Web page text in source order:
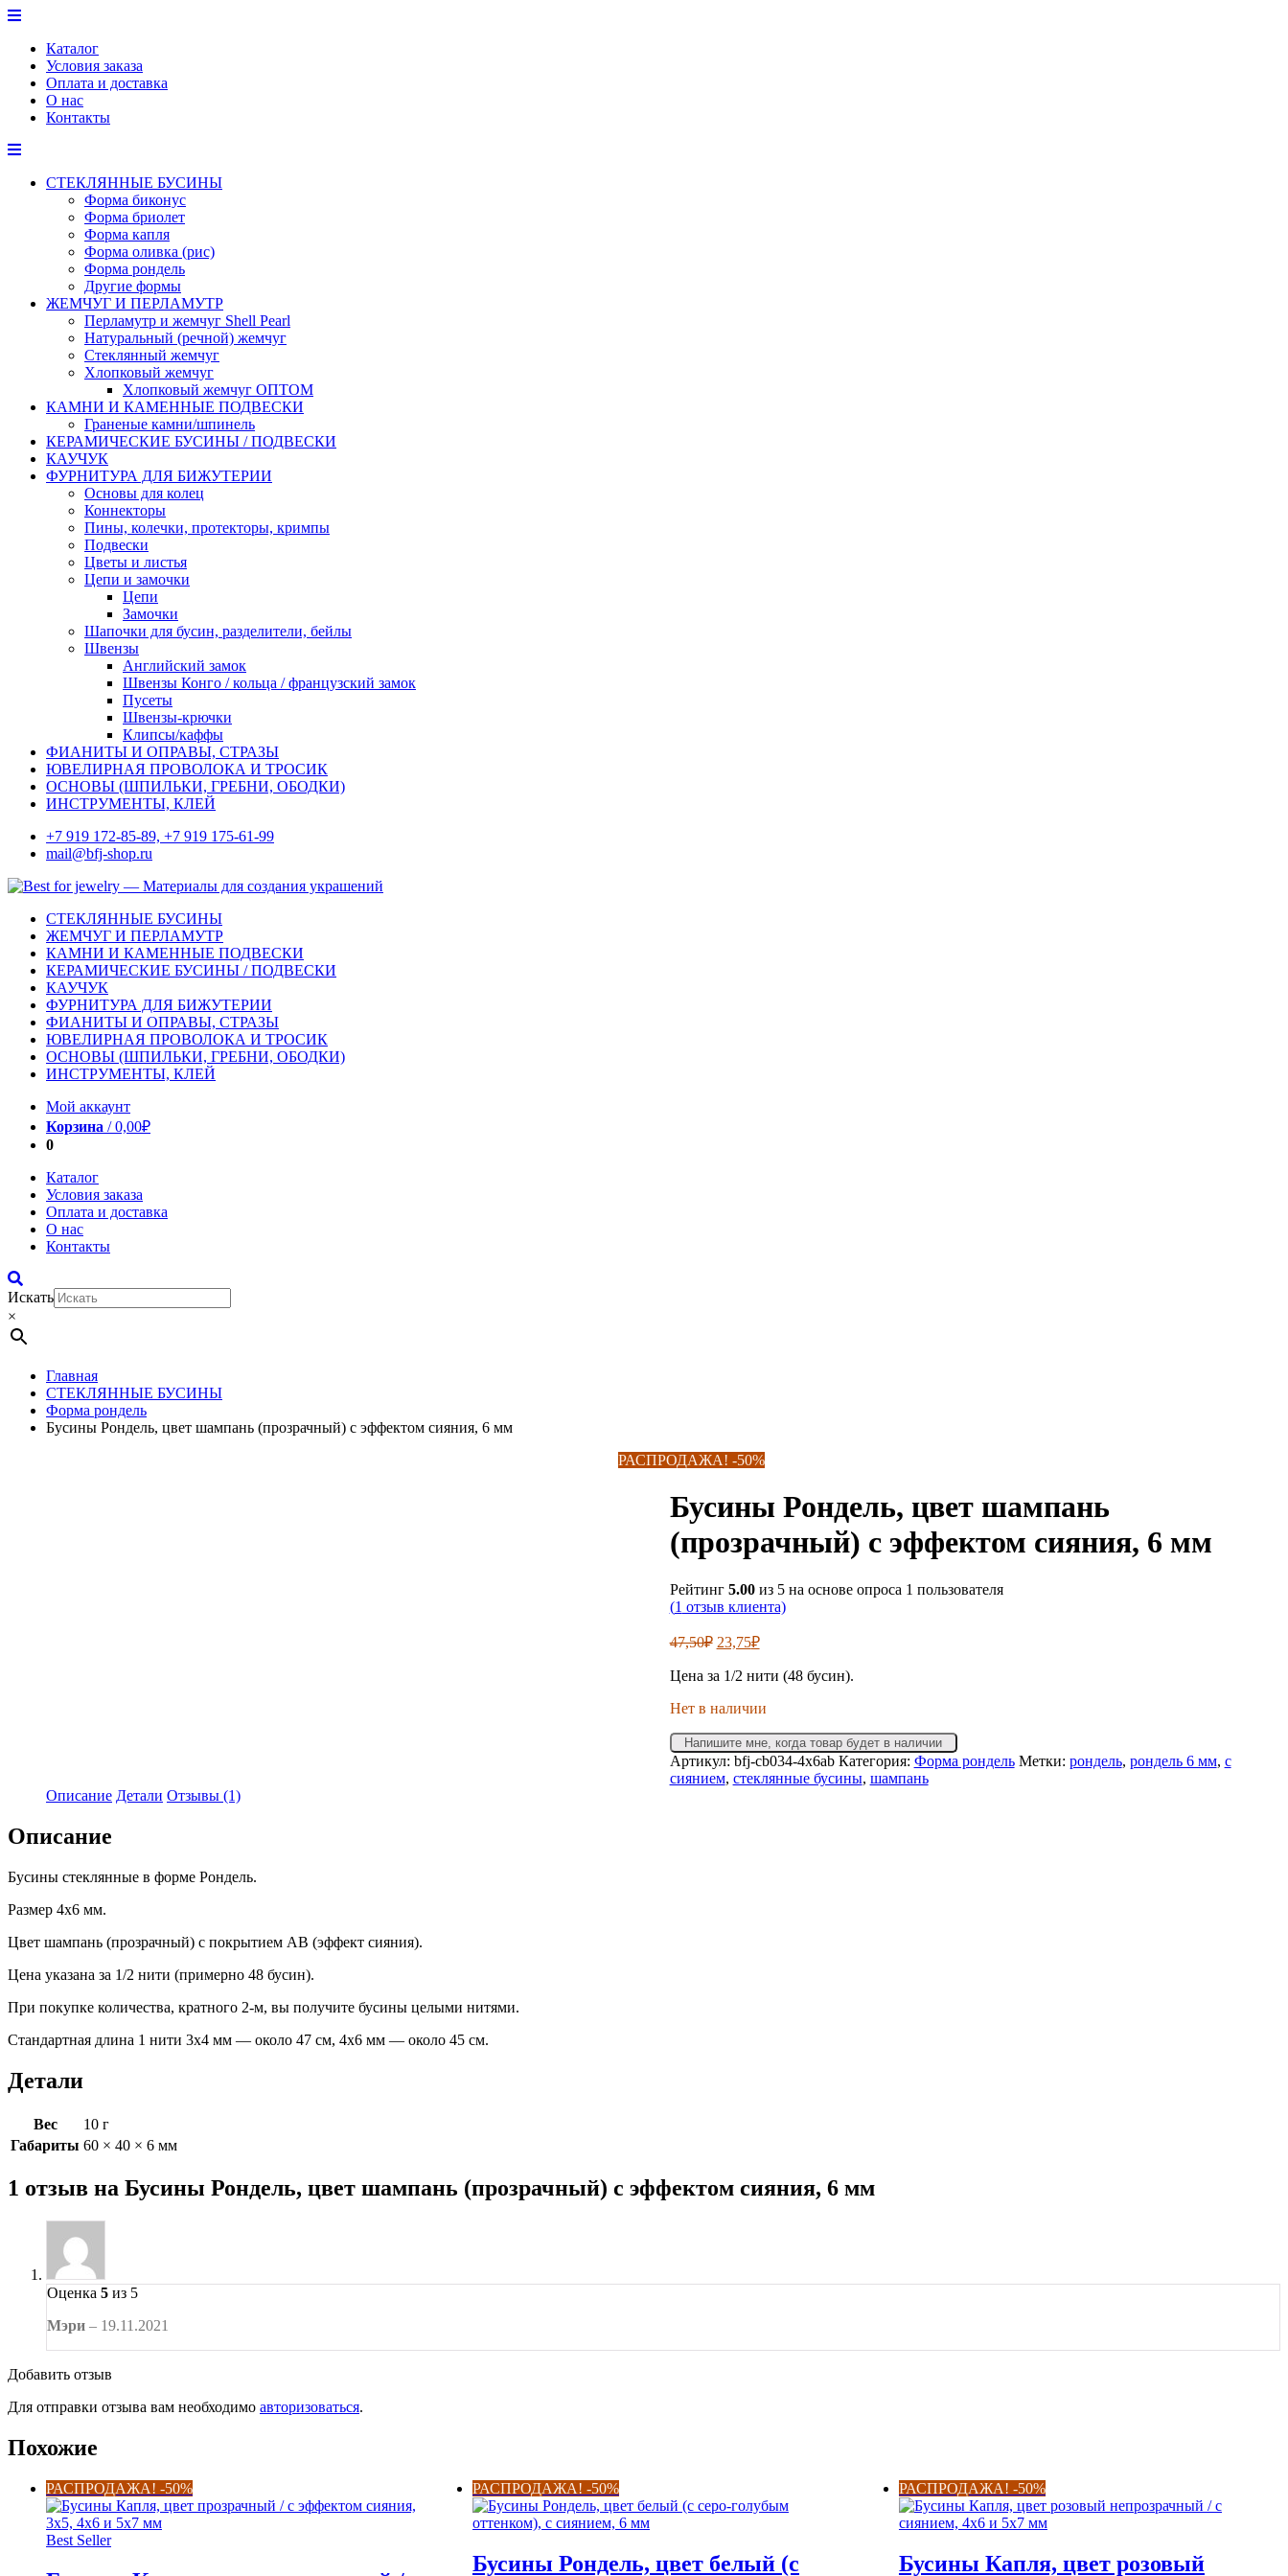
Перейти
содержимому
Каталог
Условия заказа
Оплата и доставка
О нас
Контакты
СТЕКЛЯННЫЕ БУСИНЫ
Форма биконус
Форма бриолет
Форма капля
Форма оливка (рис)
Форма рондель
Другие формы
ЖЕМЧУГ И ПЕРЛАМУТР
Перламутр и жемчуг Shell Pearl
Натуральный (речной) жемчуг
Стеклянный жемчуг
Хлопковый жемчуг
Хлопковый жемчуг ОПТОМ
КАМНИ И КАМЕННЫЕ ПОДВЕСКИ
Граненые камни/шпинель
КЕРАМИЧЕСКИЕ БУСИНЫ / ПОДВЕСКИ
КАУЧУК
ФУРНИТУРА ДЛЯ БИЖУТЕРИИ
Основы для колец
Коннекторы
Пины, колечки, протекторы, кримпы
Подвески
Цветы и листья
Цепи и замочки
Цепи
Замочки
Шапочки для бусин, разделители, бейлы
Швензы
Английский замок
Швензы Конго / кольца / французский замок
Пусеты
Швензы-крючки
Клипсы/каффы
ФИАНИТЫ И ОПРАВЫ, СТРАЗЫ
ЮВЕЛИРНАЯ ПРОВОЛОКА И ТРОСИК
ОСНОВЫ (ШПИЛЬКИ, ГРЕБНИ, ОБОДКИ)
ИНСТРУМЕНТЫ, КЛЕЙ
+7 919 172-85-89, +7 919 175-61-99
mail@bfj-shop.ru
СТЕКЛЯННЫЕ БУСИНЫ
ЖЕМЧУГ И ПЕРЛАМУТР
КАМНИ И КАМЕННЫЕ ПОДВЕСКИ
КЕРАМИЧЕСКИЕ БУСИНЫ / ПОДВЕСКИ
КАУЧУК
ФУРНИТУРА ДЛЯ БИЖУТЕРИИ
ФИАНИТЫ И ОПРАВЫ, СТРАЗЫ
ЮВЕЛИРНАЯ ПРОВОЛОКА И ТРОСИК
ОСНОВЫ (ШПИЛЬКИ, ГРЕБНИ, ОБОДКИ)
ИНСТРУМЕНТЫ, КЛЕЙ
Мой аккаунт
Корзина /0,00₽
0
Каталог
Условия заказа
Оплата и доставка
О нас
Контакты
Искать
×
Главная
СТЕКЛЯННЫЕ БУСИНЫ
Форма рондель
Бусины Рондель, цвет шампань (прозрачный) с эффектом сияния, 6 мм
РАСПРОДАЖА! -50%
Бусины Рондель, цвет шампань
(прозрачный) с эффектом сияния, 6 мм
Рейтинг 5.00из 5 на основе опроса 1 пользователя
(1 отзыв клиента)
47,50₽ Первоначальная
составляла
23,75₽Текущая
23,75₽.
Цена за 1/2 нити (48 бусин).
Нет в наличии
Напишите мне, когда товар будет в наличии
Артикул: bfj-cb034-4x6ab Категория: Форма рондель Метки: рондель, рондель 6 мм, с
сиянием, стеклянные бусины, шампань
Описание Детали Отзывы (1)
Описание
Бусины стеклянные в форме Рондель.
Размер 4х6 мм.
Цвет шампань (прозрачный) с покрытием АВ (эффект сияния).
Цена указана за 1/2 нити (примерно 48 бусин).
При покупке количества, кратного 2-м, вы получите бусины целыми нитями.
Стандартная длина 1 нити 3х4 мм — около 47 см, 4х6 мм — около 45 см.
Детали
Вес
10 г
Габариты 60 × 40 × 6 мм
1 отзыв на Бусины Рондель, цвет шампань (прозрачный) с эффектом сияния, 6 мм
Оценка 5 из 5
Мэри – 19.11.2021
Добавить отзыв
Для отправки отзыва вам необходимо авторизоваться.
Похожие
РАСПРОДАЖА! -50%
Best Seller
РАСПРОДАЖА! -50%
Бусины Рондель, цвет белый (с
РАСПРОДАЖА! -50%
Бусины Капля, цвет розовый